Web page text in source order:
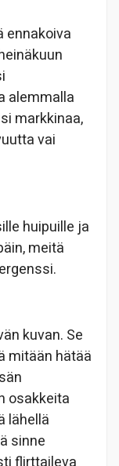
ennakoiva
alemmalla
markkinaa,
vai
huipuille ja
meitä
kuvan. Se
mitään hätää
osakkeita
lähellä
sinne